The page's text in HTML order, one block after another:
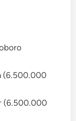
(6.500.000
(6.500.000